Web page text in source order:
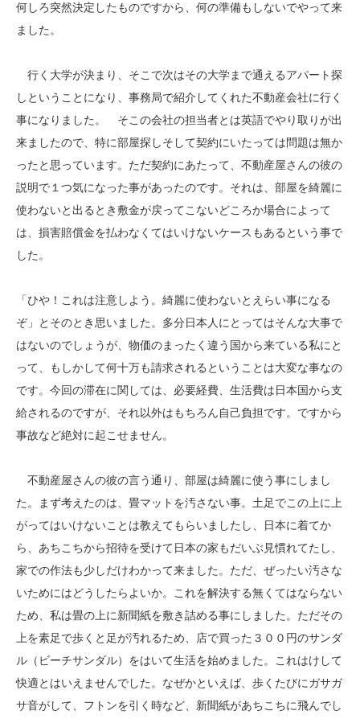
何しろ突然決定したものですから、何の準備もしないでやって来
ました。
行く大学が決まり、そこで次はその大学まで通えるアパート探
しということになり、事務局で紹介してくれた不動産会社に行く
事になりました。 そこの会社の担当者とは英語でやり取りが出
来ましたので、特に部屋探しそして契約にいたっては問題は無か
ったと思っています。ただ契約にあたって、不動産屋さんの彼の
説明で１つ気になった事があったのです。それは、部屋を綺麗に
使わないと出るとき敷金が戻ってこないどころか場合によって
は、損害賠償金を払わなくてはいけないケースもあるという事で
した。
「ひや！これは注意しよう。綺麗に使わないとえらい事になる
ぞ」とそのとき思いました。多分日本人にとってはそんな大事で
はないのでしょうが、物価のまったく違う国から来ている私にと
って、もしかして何十万も請求されるということは大変な事なの
です。今回の滞在に関しては、必要経費、生活費は日本国から支
給されるのですが、それ以外はもちろん自己負担です。ですから
事故など絶対に起こせません。
不動産屋さんの彼の言う通り、部屋は綺麗に使う事にしまし
た。まず考えたのは、畳マットを汚さない事。土足でこの上に上
がってはいけないことは教えてもらいましたし、日本に着てか
ら、あちこちから招待を受けて日本の家もだいぶ見慣れてたし、
家での作法も少しだけわかって来ました。ただ、ぜったい汚さな
いためにはどうしたらよいか。これを解決する無くてはならない
ため、私は畳の上に新聞紙を敷き詰める事にしました。ただその
上を素足で歩くと足が汚れるため、店で買った３００円のサンダ
ル（ビーチサンダル）をはいて生活を始めました。これはけして
快適とはいえませんでした。なぜかといえば、歩くたびにガサガ
サ音がして、フトンを引く時など、新聞紙があちこちに飛んでし